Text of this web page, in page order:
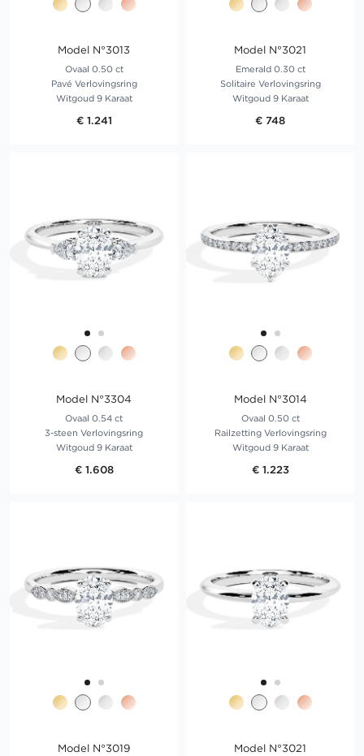
Model N°3013
Ovaal 0.50 ct
Pavé Verlovingsring
Witgoud 9 Karaat
€ 1.241
Model N°3021
Emerald 0.30 ct
Solitaire Verlovingsring
Witgoud 9 Karaat
€ 748
Model N°3304
Ovaal 0.54 ct
3-steen Verlovingsring
Witgoud 9 Karaat
€ 1.608
Model N°3014
Ovaal 0.50 ct
Railzetting Verlovingsring
Witgoud 9 Karaat
€ 1.223
Model N°3019 Model N°3021